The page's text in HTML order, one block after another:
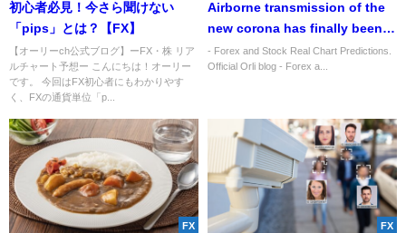
初心者必見！今さら聞けない
「pips」とは？【FX】
【オーリーch公式ブログ】ーFX・株 リア
ルチャート予想ー こんにちは！オーリー
です。 今回はFX初心者にもわかりやす
く、FXの通貨単位「p...
Airborne transmission of the
new corona has finally been
confirmed!
- Forex and Stock Real Chart Predictions.
Official Orli blog - Forex a...
FX FX